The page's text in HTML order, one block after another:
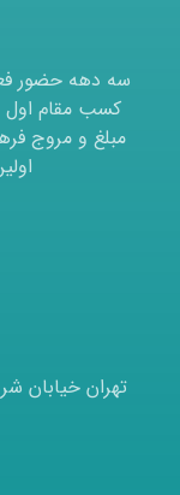
سه دهه حضور
کسب مقام اول
مبلغ و مروج